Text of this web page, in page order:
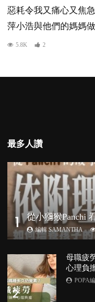
惡耗令我又痛心又焦
萍小浩與他們的媽媽
5.8K 2
最多人讚
1 編輯 SAMANTHA
2
母職疲
心理負
POPA